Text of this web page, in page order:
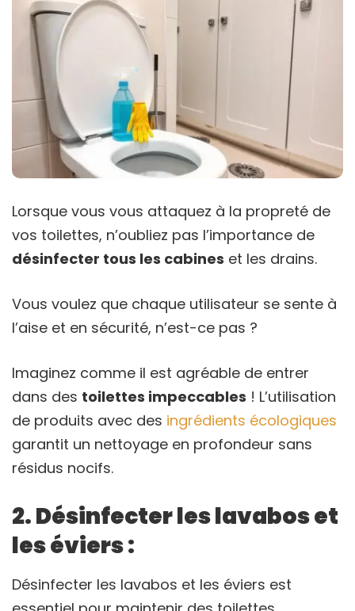
Lorsque vous vous attaquez à la propreté de
vos toilettes, n’oubliez pas l’importance de
désinfecter tous les cabines et les drains.
Vous voulez que chaque utilisateur se sente à
l’aise et en sécurité, n’est-ce pas ?
Imaginez comme il est agréable de entrer
dans des toilettes impeccables ! L’utilisation
de produits avec des ingrédients écologiques
garantit un nettoyage en profondeur sans
résidus nocifs.
2. Désinfecter les lavabos et
les éviers :
Désinfecter les lavabos et les éviers est